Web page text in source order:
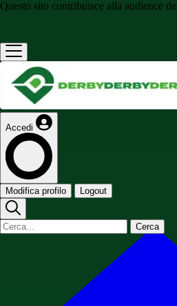
Questo sito contribuisce alla audience de
Accedi
Modifica profilo Logout
Cerca